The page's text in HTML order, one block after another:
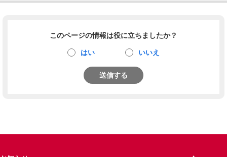
このページの情報は役に立ちましたか？
はい いいえ
送信する